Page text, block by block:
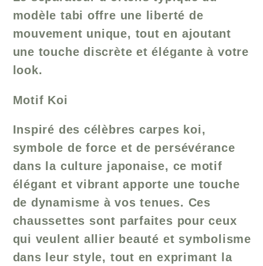
modèle tabi offre une liberté de
mouvement unique, tout en ajoutant
une touche discrète et élégante à votre
look.
Motif Koi
Inspiré des célèbres carpes koi,
symbole de force et de persévérance
dans la culture japonaise, ce motif
élégant et vibrant apporte une touche
de dynamisme à vos tenues. Ces
chaussettes sont parfaites pour ceux
qui veulent allier beauté et symbolisme
dans leur style, tout en exprimant la